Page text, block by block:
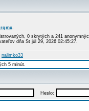
.
0 skrytých a 241
dňa St júl 29, 2026 02:45:27.
nalimko33
5 minút.
Heslo: